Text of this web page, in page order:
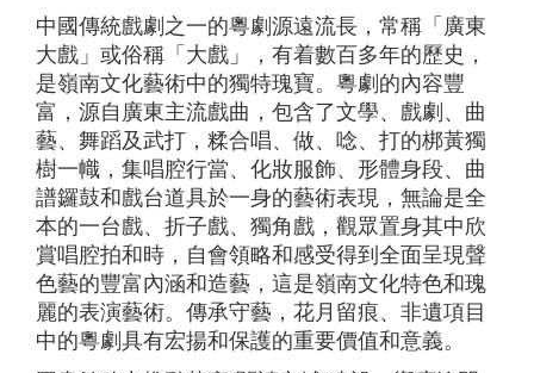
中國傳統戲劇之一的粵劇源遠流長，常稱「廣東
大戲」或俗稱「大戲」，有着數百多年的歷史，
是嶺南文化藝術中的獨特瑰寶。粵劇的內容豐
富，源自廣東主流戲曲，包含了文學、戲劇、曲
藝、舞蹈及武打，糅合唱、做、唸、打的梆黃獨
樹一幟，集唱腔行當、化妝服飾、形體身段、曲
譜鑼鼓和戲台道具於一身的藝術表現，無論是全
本的一台戲、折子戲、獨角戲，觀眾置身其中欣
賞唱腔拍和時，自會領略和感受得到全面呈現聲
色藝的豐富內涵和造藝，這是嶺南文化特色和瑰
麗的表演藝術。 傳承守藝， 花月留痕、非遺項目
中的粵劇具有宏揚和保護的重要價值和意義。